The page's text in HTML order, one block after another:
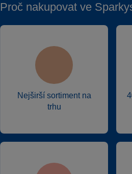
Proč nakupovat ve
Nejširší sortiment na
trhu